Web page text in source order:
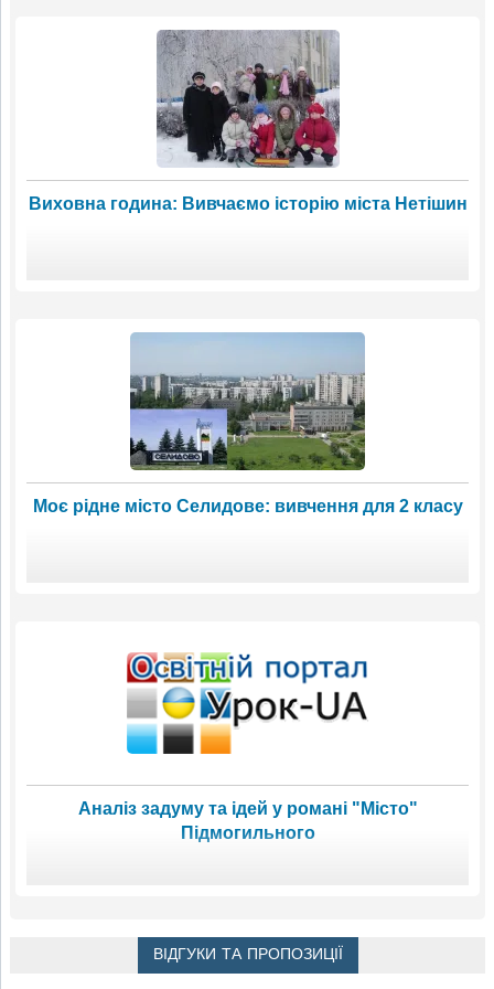
Виховна година: Вивчаємо історію міста Нетішин
Моє рідне місто Селидове: вивчення для 2 класу
Аналіз задуму та ідей у романі "Місто"
Підмогильного
ВІДГУКИ ТА ПРОПОЗИЦІЇ